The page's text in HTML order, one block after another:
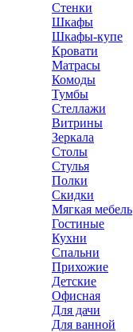
Стенки
Шкафы
Шкафы-купе
Кровати
Матрасы
Комоды
Тумбы
Стеллажи
Витрины
Зеркала
Столы
Стулья
Полки
Скидки
Мягкая мебель
Гостиные
Кухни
Спальни
Прихожие
Детские
Офисная
Для дачи
Для ванной